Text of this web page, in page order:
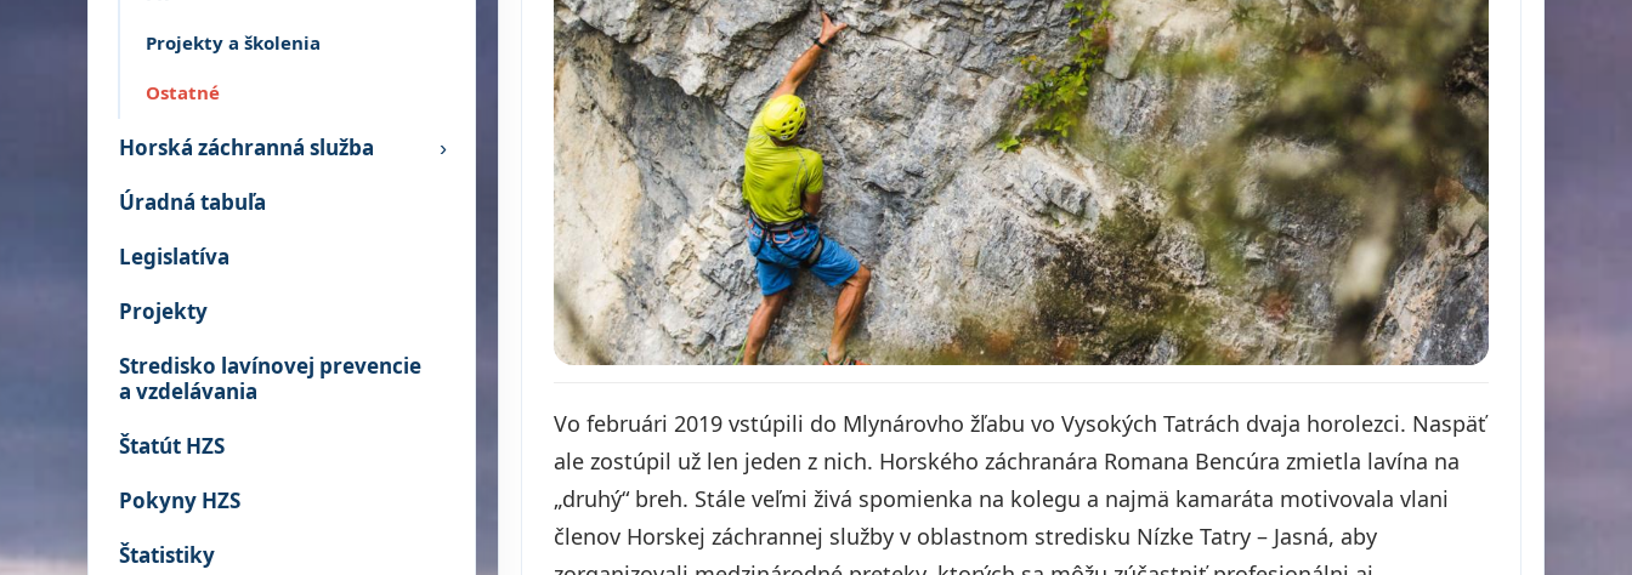
Projekty a školenia
Ostatné
Horská záchranná služba ›
Úradná tabuľa
Legislatíva
Projekty
Stredisko lavínovej prevencie
a vzdelávania
Štatút HZS
Pokyny HZS
Štatistiky
Vo februári 2019 vstúpili do Mlynárovho žľabu vo Vysokých Tatrách dvaja horolezci. Naspäť
ale zostúpil už len jeden z nich. Horského záchranára Romana Bencúra zmietla lavína na
„druhý“ breh. Stále veľmi živá spomienka na kolegu a najmä kamaráta motivovala vlani
členov Horskej záchrannej služby v oblastnom stredisku Nízke Tatry – Jasná, aby